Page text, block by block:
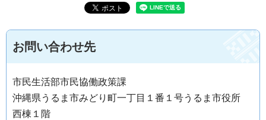
お問い合わせ先
市民生活部市民協働政策課
沖縄県うるま市みどり町一丁目１番１号うるま市役所
西棟１階